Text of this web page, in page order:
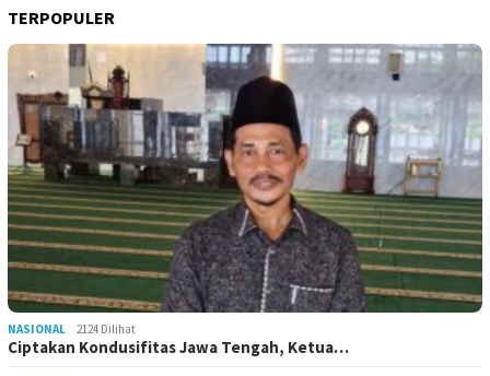
TERPOPULER
NASIONAL 2124 Dilihat
Ciptakan Kondusifitas Jawa Tengah, Ketua…